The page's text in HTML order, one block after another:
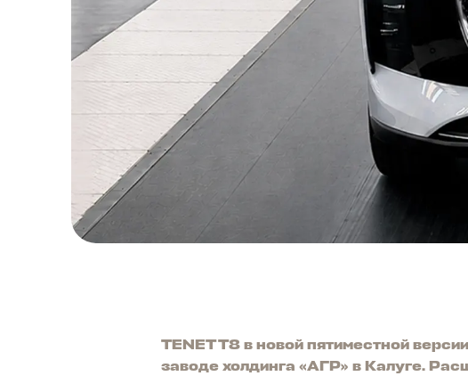
TENET T8 в новой пятиместной
заводе холдинга «АГР» в Калуге.